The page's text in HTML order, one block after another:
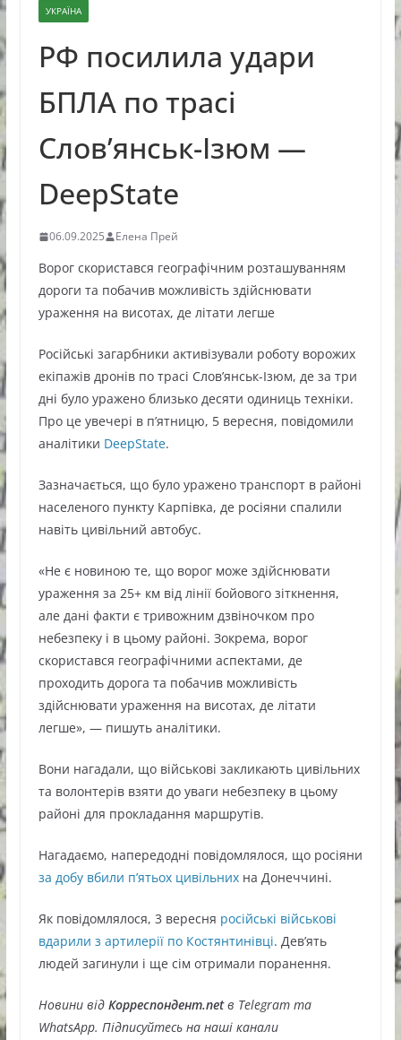
УКРАЇНА
РФ посилила удари
БПЛА по трасі
Слов’янськ-Ізюм —
DeepState
06.09.2025 Елена Прей
Ворог скористався географічним розташуванням
дороги та побачив можливість здійснювати
ураження на висотах, де літати легше
Російські загарбники активізували роботу ворожих
екіпажів дронів по трасі Слов’янськ-Ізюм, де за три
дні було уражено близько десяти одиниць техніки.
Про це увечері в п’ятницю, 5 вересня, повідомили
аналітики DeepState.
Зазначається, що було уражено транспорт в районі
населеного пункту Карпівка, де росіяни спалили
навіть цивільний автобус.
«Не є новиною те, що ворог може здійснювати
ураження за 25+ км від лінії бойового зіткнення,
але дані факти є тривожним дзвіночком про
небезпеку і в цьому районі. Зокрема, ворог
скористався географічними аспектами, де
проходить дорога та побачив можливість
здійснювати ураження на висотах, де літати
легше», — пишуть аналітики.
Вони нагадали, що військові закликають цивільних
та волонтерів взяти до уваги небезпеку в цьому
районі для прокладання маршрутів.
Нагадаємо, напередодні повідомлялося, що росіяни
за добу вбили п’ятьох цивільнихна Донеччині.
Як повідомлялося, 3 вересня російські військові
вдарили з артилерії по Костянтинівці. Дев’ять
людей загинули і ще сім отримали поранення.
Новини відКорреспондент.netв Telegram та
WhatsApp. Підписуйтесь на наші канали